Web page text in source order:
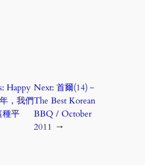
Happy
，我們
種平
Next: 首爾(14)－
The Best Korean
BBQ / October
2011 →